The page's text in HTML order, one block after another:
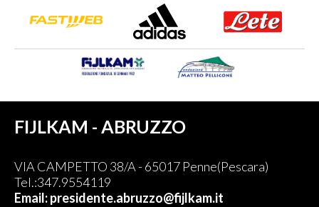
FIJLKAM - ABRUZZO
VIA CAMPETTO 38/A - 65017 Penne(Pescara)
Tel.:347.9554119
Email: presidente.abruzzo@fijlkam.it